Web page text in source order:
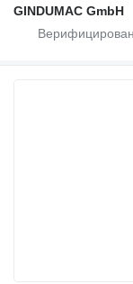
GINDUMAC GmbH